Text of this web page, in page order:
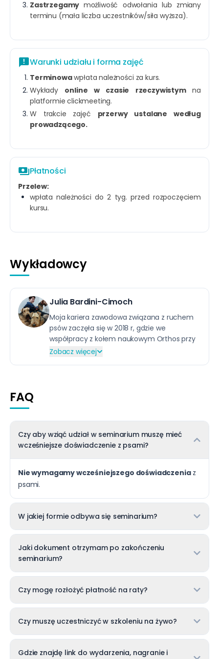
Zastrzegamy możliwość odwołania lub zmiany
terminu (mała liczba uczestników/siła wyższa).
announcementWarunki udziału i forma zajęć
Terminowawpłata należności za kurs.
Wykłady online w czasie rzeczywistymna
platformie clickmeeting.
W trakcie zajęć przerwy ustalane według
prowadzącego.
paymentsPłatności
Przelew:
wpłata należności do 2 tyg. przed rozpoczęciem
kursu.
Wykładowcy
Julia Bardini-Cimoch
Moja kariera zawodowa związana z ruchem
psów zaczęła się w 2018 r, gdzie we
współpracy z kołem naukowym Orthos przy
Politechnice Białostockiej opracowałam i
fizjoterapeuta w lecznicach w Warszawie, a
teraz prowadzę własną działalność, gdzie
skupiam się na badaniu pacjentów,
profilaktyce ruchu i nauczaniu – zarówno w
mediach społecznościowych, jak i na żywo –
Zoopsychologii i Animaloterapii.
Miałam przyjemność kształcić się z
szerokiego zakresu wiedzy, uważam, że ruch i
jego redundacje są ściśle zależne ze
sprawnością fizyczną psa, jego zdrowiem
fizycznym i psychicznym.
(PCKZ)
„Emocje Twojego psa pod kontrolą”
von Luckner
XII Ogólnopolska Konferencja
Zobacz więcej
FAQ
Czy aby wziąć udział w seminarium muszę mieć
wcześniejsze doświadczenie z psami?
Nie wymagamy wcześniejszego doświadczeniaz
psami.
W jakiej formie odbywa się seminarium?
Jaki dokument otrzymam po zakończeniu
seminarium?
Czy mogę rozłożyć płatność na raty?
Czy muszę uczestniczyć w szkoleniu na żywo?
Gdzie znajdę link do wydarzenia, nagranie i